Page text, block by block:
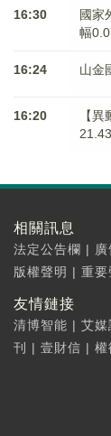
16:30
國家
幅
16:24 山金
16:20
【
相關訊息
法定公告欄 |
版權聲明 | 重要
友情鏈接
清博智能 | 艾媒
刊
| 壹財信 | 權